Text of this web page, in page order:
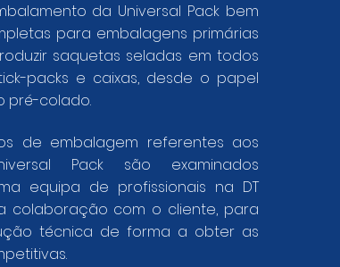
da Universal Pack bem
para embalagens primárias
saquetas seladas em todos
packs e caixas, desde o papel
pré-colado.
de embalagem referentes aos
Pack são examinados
equipa de profissionais na DT
colaboração com o cliente, para
técnica de forma a obter as